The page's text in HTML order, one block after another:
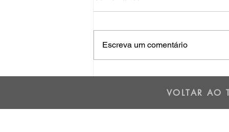
Os dois lados da Cordilheira
dos Andes - 01/07/25
Escreva um comentário
VOLTAR AO